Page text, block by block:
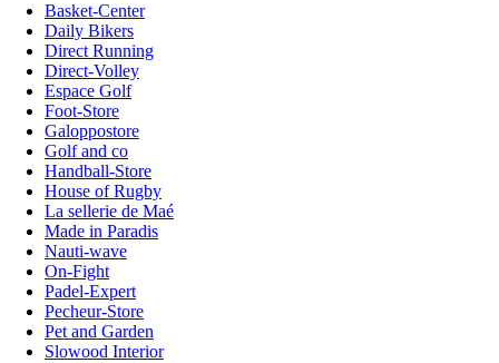
Basket-Center
Daily Bikers
Direct Running
Direct-Volley
Espace Golf
Foot-Store
Galoppostore
Golf and co
Handball-Store
House of Rugby
La sellerie de Maé
Made in Paradis
Nauti-wave
On-Fight
Padel-Expert
Pecheur-Store
Pet and Garden
Slowood Interior